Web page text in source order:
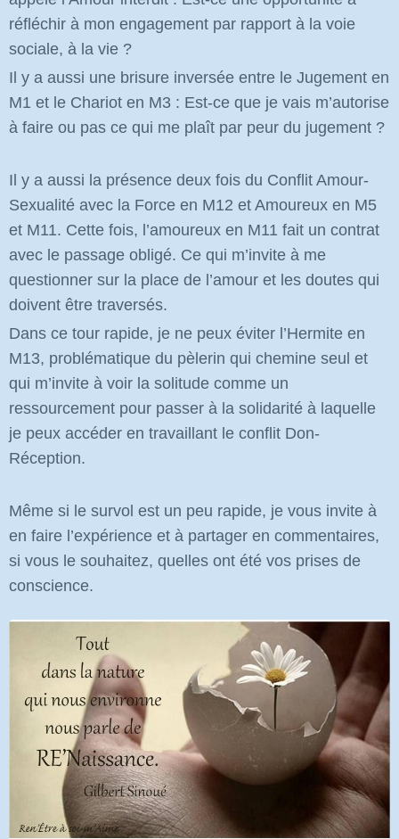
réfléchir à mon engagement par rapport à la voie
sociale, à la vie ?
Il y a aussi une brisure inversée entre le Jugement en
M1 et le Chariot en M3 : Est-ce que je vais m’autorise
à faire ou pas ce qui me plaît par peur du jugement ?
Il y a aussi la présence deux fois du Conflit Amour-
Sexualité avec la Force en M12 et Amoureux en M5
et M11. Cette fois, l’amoureux en M11 fait un contrat
avec le passage obligé. Ce qui m’invite à me
questionner sur la place de l’amour et les doutes qui
doivent être traversés.
Dans ce tour rapide, je ne peux éviter l’Hermite en
M13, problématique du pèlerin qui chemine seul et
qui m’invite à voir la solitude comme un
ressourcement pour passer à la solidarité à laquelle
je peux accéder en travaillant le conflit Don-
Réception.
Même si le survol est un peu rapide, je vous invite à
en faire l’expérience et à partager en commentaires,
si vous le souhaitez, quelles ont été vos prises de
conscience.